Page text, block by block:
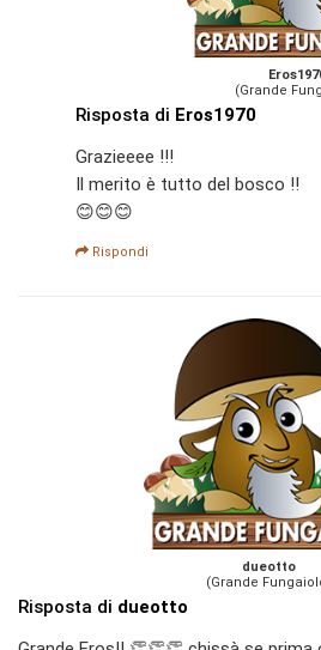
(Grande
Risposta di Eros1970
Grazieeee !!!
Il merito è tutto del bosco !!
😊😊😊
Rispondi
dueotto
(Grande
Risposta di dueotto